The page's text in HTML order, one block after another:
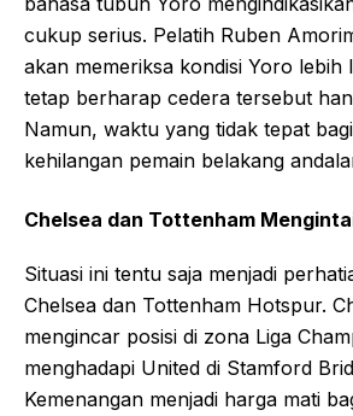
cukup serius. Pelatih Ruben
akan memeriksa kondisi Yoro lebih
tetap berharap cedera tersebut
Namun, waktu yang tidak tepat
kehilangan pemain belakang
Chelsea dan Tottenham
Situasi ini tentu saja menjadi
Chelsea dan Tottenham Hotspur.
mengincar posisi di zona Liga
menghadapi United di Stamford
Kemenangan menjadi harga mati